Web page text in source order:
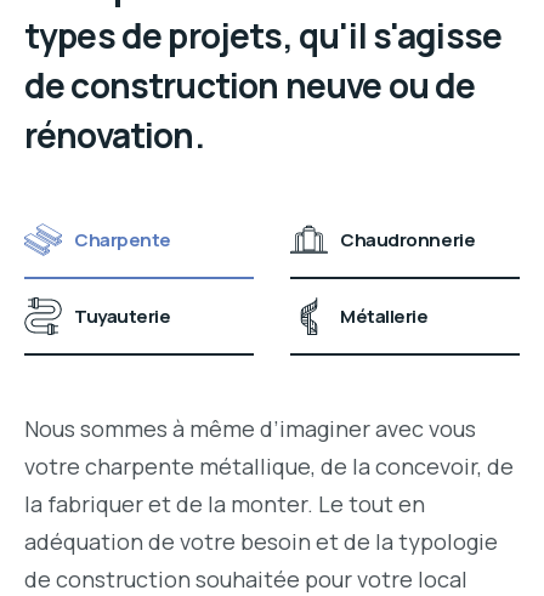
types de projets, qu'il s'agisse
de construction neuve ou de
rénovation.
Charpente Chaudronnerie
Tuyauterie Métallerie
Nous sommes à même d’imaginer avec vous
votre charpente métallique, de la concevoir, de
la fabriquer et de la monter. Le tout en
adéquation de votre besoin et de la typologie
de construction souhaitée pour votre local